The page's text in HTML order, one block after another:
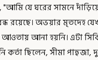
"আমি যে ঘরের সামনে
রয়েছে। অভয়ার মৃতদেহ
আওতায় আনা হয়নি। এটা
ছিলেন, সীমা পাহুজা,